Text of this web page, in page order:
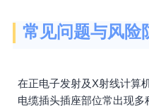
常见问题与风险
在正电子发射及X射线计算
电缆插头插座部位常出现多